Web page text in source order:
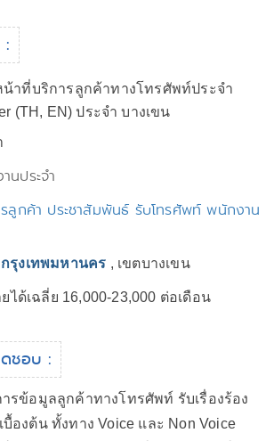
:
น้าที่บริการลูกค้าทางโทรศัพท์ประจำ
(TH, EN) ประจำ บางเขน
นประจำ
ลูกค้า ประชาสัมพันธ์ รับโทรศัพท์ พนักงาน
กรุงเทพมหานคร , เขตบางเขน
ยได้เฉลี่ย 16,000-23,000 ต่อเดือน
ชอบ :
รข้อมูลลูกค้าทางโทรศัพท์ รับเรื่องร้อง
องต้น ทั้งทาง Voice และ Non Voice